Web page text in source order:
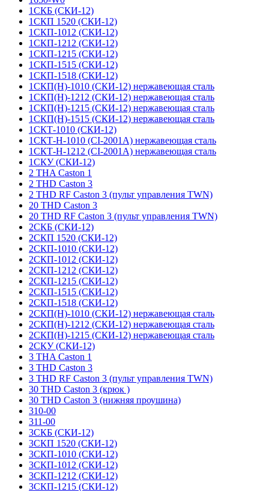
1СКБ (СКИ-12)
1СКП 1520 (СКИ-12)
1СКП-1012 (СКИ-12)
1СКП-1212 (СКИ-12)
1СКП-1215 (СКИ-12)
1СКП-1515 (СКИ-12)
1СКП-1518 (СКИ-12)
1СКП(Н)-1010 (СКИ-12) нержавеющая сталь
1СКП(Н)-1212 (СКИ-12) нержавеющая сталь
1СКП(Н)-1215 (СКИ-12) нержавеющая сталь
1СКП(Н)-1515 (СКИ-12) нержавеющая сталь
1СКТ-1010 (СКИ-12)
1СКТ-Н-1010 (CI-2001A) нержавеющая сталь
1СКТ-Н-1212 (CI-2001A) нержавеющая сталь
1СКУ (СКИ-12)
2 THA Caston 1
2 THD Caston 3
2 THD RF Caston 3 (пульт управления TWN)
20 THD Caston 3
20 THD RF Caston 3 (пульт управления TWN)
2СКБ (СКИ-12)
2СКП 1520 (СКИ-12)
2СКП-1010 (СКИ-12)
2СКП-1012 (СКИ-12)
2СКП-1212 (СКИ-12)
2СКП-1215 (СКИ-12)
2СКП-1515 (СКИ-12)
2СКП-1518 (СКИ-12)
2СКП(Н)-1010 (СКИ-12) нержавеющая сталь
2СКП(Н)-1212 (СКИ-12) нержавеющая сталь
2СКП(Н)-1215 (СКИ-12) нержавеющая сталь
2СКУ (СКИ-12)
3 THA Caston 1
3 THD Caston 3
3 THD RF Caston 3 (пульт управления TWN)
30 THD Caston 3 (крюк )
30 THD Caston 3 (нижняя проушина)
310-00
311-00
3СКБ (СКИ-12)
3СКП 1520 (СКИ-12)
3СКП-1010 (СКИ-12)
3СКП-1012 (СКИ-12)
3СКП-1212 (СКИ-12)
3СКП-1215 (СКИ-12)